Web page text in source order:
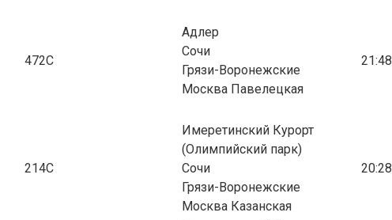
472С
Адлер
Сочи
Грязи-Воронежские
Москва Павелецкая
21:48
214С
Имеретинский Курорт
(Олимпийский парк)
Сочи
Грязи-Воронежские
Москва Казанская
20:28